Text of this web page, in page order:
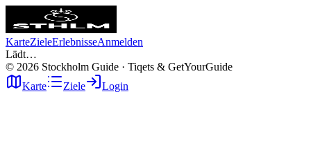
KarteZieleErlebnisseAnmelden
Lädt…
© 2026 Stockholm Guide · Tiqets & GetYourGuide
Karte
Ziele Login